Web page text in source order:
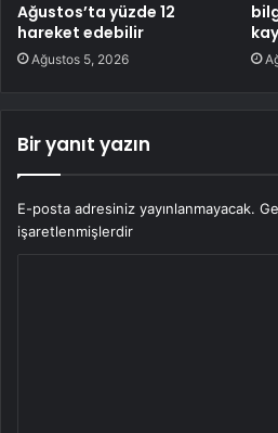
Ağustos’ta yüzde 12
hareket edebilir
Ağustos 5, 2026
Bir yanıt yazın
E-posta adresiniz yayınlanmayacak.
işaretlenmişlerdir